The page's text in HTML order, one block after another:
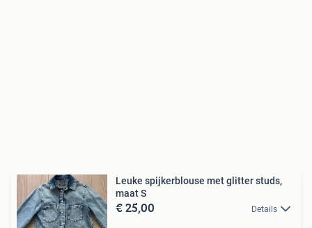
Leuke spijkerblouse met glitter studs,
maat S
€ 25,00 Details